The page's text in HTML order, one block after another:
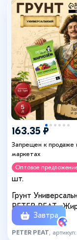
163.35 ₽
Запрещен к продаже
маркетах
Оптовое
шт.
Грунт
PETER PEAT
5 л
Завтра
PETER PEAT ,